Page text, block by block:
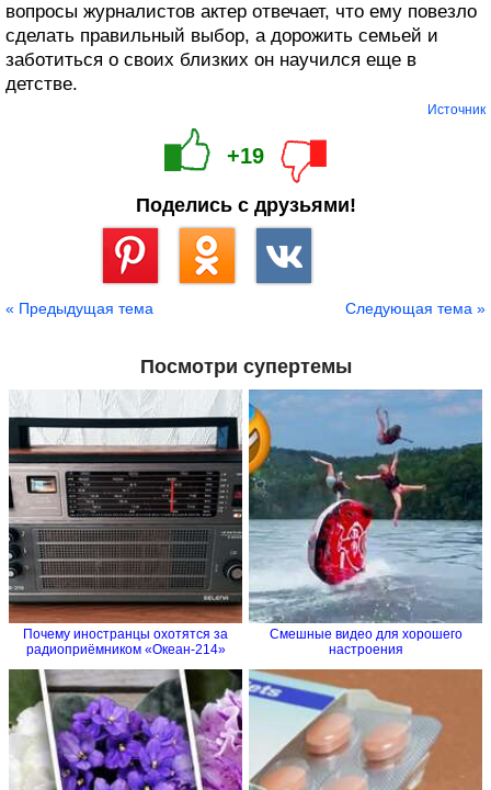
вопросы журналистов актер отвечает, что ему повезло
сделать правильный выбор, а дорожить семьей и
заботиться о своих близких он научился еще в
детстве.
Источник
+19
Поделись с друзьями!
« Предыдущая тема Следующая тема »
Посмотри супертемы
Почему иностранцы охотятся за
радиоприёмником «Океан-214»
Смешные видео для хорошего
настроения